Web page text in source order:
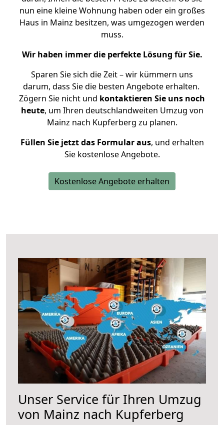
nun eine kleine Wohnung haben oder ein großes
Haus in Mainz besitzen, was umgezogen werden
muss.
Wir haben immer die perfekte Lösung für Sie.
Sparen Sie sich die Zeit – wir kümmern uns
darum, dass Sie die besten Angebote erhalten.
Zögern Sie nicht und kontaktieren Sie uns noch
heute, um Ihren deutschlandweiten Umzug von
Mainz nach Kupferberg zu planen.
Füllen Sie jetzt das Formular aus, und erhalten
Sie kostenlose Angebote.
Kostenlose Angebote erhalten
Unser Service für Ihren Umzug
von Mainz nach Kupferberg